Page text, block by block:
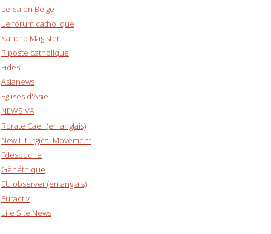
Le Salon Beige
Le forum catholique
Sandro Magister
Riposte catholique
Fides
Asianews
Eglises d'Asie
NEWS.VA
Rorate Caeli (en anglais)
New Liturgical Movement
Fdesouche
Gènéthique
EU observer (en anglais)
Euractiv
Life Site News